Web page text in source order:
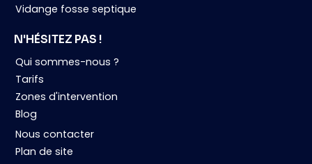
Vidange fosse septique
N'HÉSITEZ PAS !
Qui sommes-nous ?
Tarifs
Zones d'intervention
Blog
Nous contacter
Plan de site